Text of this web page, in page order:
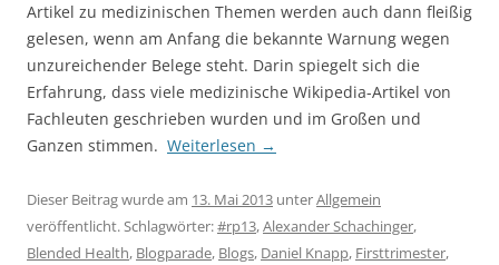
Artikel zu medizinischen Themen werden auch dann fleißig
gelesen, wenn am Anfang die bekannte Warnung wegen
unzureichender Belege steht. Darin spiegelt sich die
Erfahrung, dass viele medizinische Wikipedia-Artikel von
Fachleuten geschrieben wurden und im Großen und
Ganzen stimmen. Weiterlesen →
Dieser Beitrag wurde am 13. Mai 2013 unterAllgemein
veröffentlicht. Schlagwörter:#rp13,Alexander Schachinger,
Blended Health, Blogparade, Blogs, Daniel Knapp, Firsttrimester,